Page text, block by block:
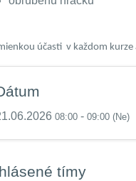
účasti v každom
08:00 - 09:00 (Ne)
tímy